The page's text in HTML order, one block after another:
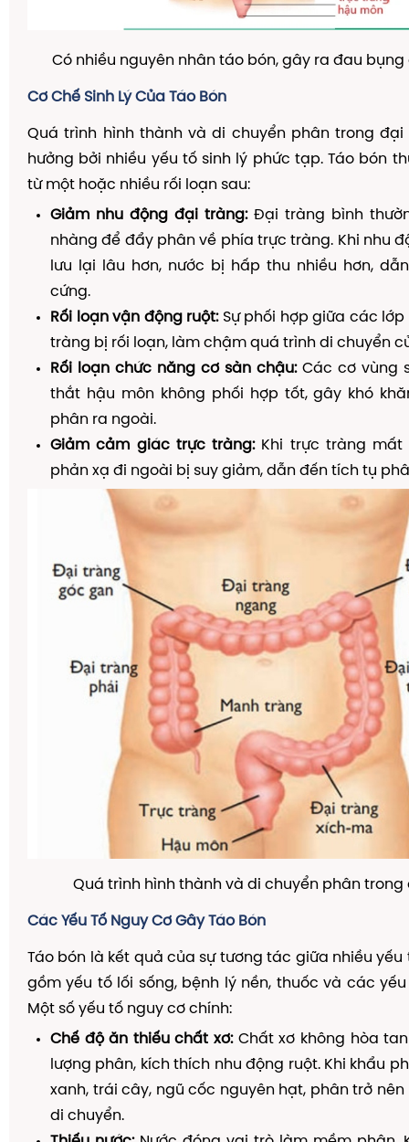
Có nhiều nguyên nhân táo bón, gây ra đau
Cơ Chế Sinh Lý Của Táo Bón
Quá trình hình thành và di chuyển phân trong
hưởng bởi nhiều yếu tố sinh lý phức tạp. Táo bón
từ một hoặc nhiều rối loạn sau:
Giảm nhu động đại tràng:Đại tràng bình
nhàng để đẩy phân về phía trực tràng. Khi nhu
lưu lại lâu hơn, nước bị hấp thu nhiều hơn,
cứng.
Rối loạn vận động ruột:Sự phối hợp giữa các
tràng bị rối loạn, làm chậm quá trình di chuyển
Rối loạn chức năng cơ sàn chậu:Các cơ vùng
thắt hậu môn không phối hợp tốt, gây khó
phân ra ngoài.
Giảm cảm giác trực tràng:Khi trực tràng mất
phản xạ đi ngoài bị suy giảm, dẫn đến tích tụ
Quá trình hình thành và di chuyển phân
Các Yếu Tố Nguy Cơ Gây Táo Bón
Táo bón là kết quả của sự tương tác giữa nhiều yếu
gồm yếu tố lối sống, bệnh lý nền, thuốc và các
Một số yếu tố nguy cơ chính:
Chế độ ăn thiếu chất xơ:Chất xơ không hòa
lượng phân, kích thích nhu động ruột. Khi khẩu
xanh, trái cây, ngũ cốc nguyên hạt, phân trở nên
di chuyển.